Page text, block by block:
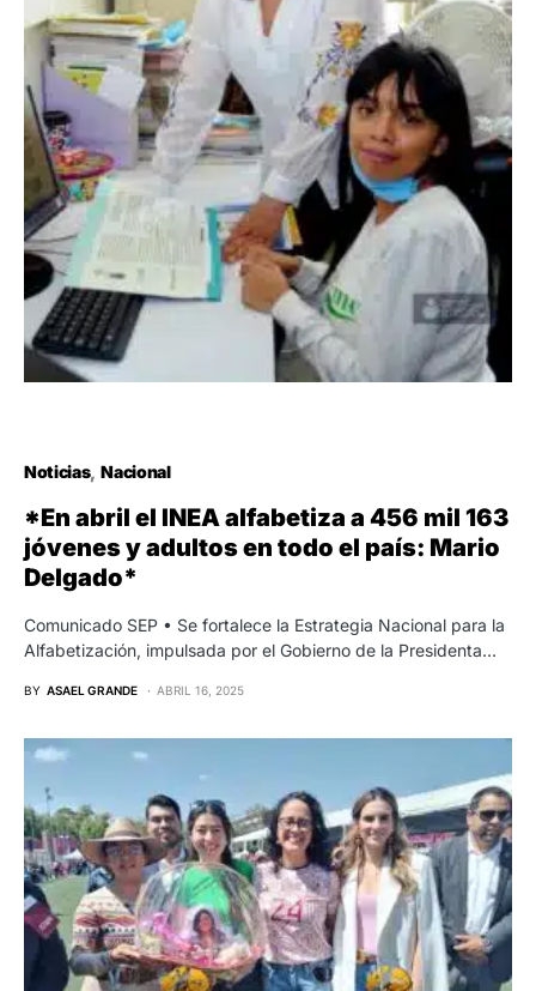
Noticias Nacional
*En abril el INEA alfabetiza a 456 mil 163
jóvenes y adultos en todo el país: Mario
Delgado*
Comunicado SEP • Se fortalece la Estrategia Nacional para la
Alfabetización, impulsada por el Gobierno de la Presidenta…
BY ASAEL GRANDE ABRIL 16, 2025